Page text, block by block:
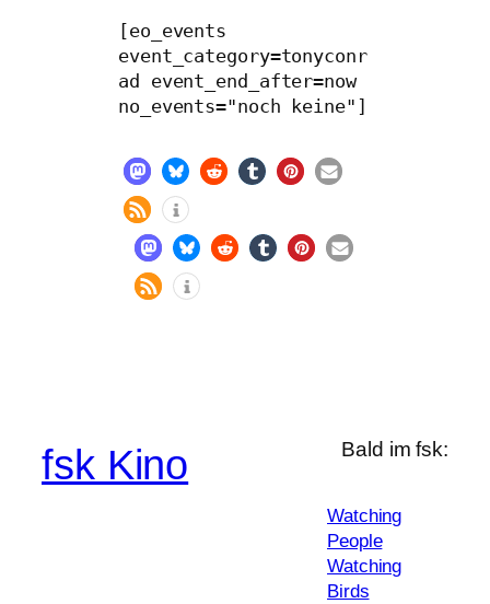
[eo_events
event_category=tonyconr
ad event_end_after=now
no_events="noch keine"]
fsk Kino Bald im fsk:
Watching
People
Watching
Birds